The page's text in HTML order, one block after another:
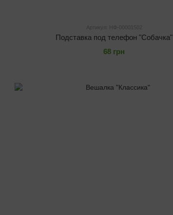
Артикул: НФ-00001502
Подставка под телефон "Собачка"
68 грн